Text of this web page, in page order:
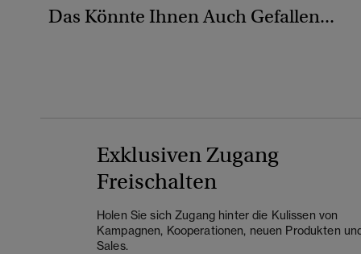
Das Könnte Ihnen Auch Gefallen...
Exklusiven Zugang
Freischalten
Holen Sie sich Zugang hinter die Kulissen von
Kampagnen, Kooperationen, neuen Produkten
Sales.